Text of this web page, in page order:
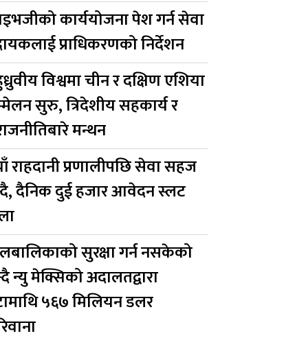
कार्ययोजना पेश गर्न सेवा
प्राधिकरणको निर्देशन
विश्वमा चीन र दक्षिण एशिया
सुरु, त्रिदेशीय सहकार्य र
मन्थन
राहदानी प्रणालीपछि सेवा सहज
दैनिक दुई हजार आवेदन स्लट
सुरक्षा गर्न नसकेको
न्यु मेक्सिको अदालतद्वारा
५६७ मिलियन डलर